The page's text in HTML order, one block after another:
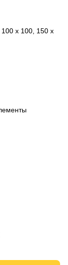
x 100, 150 x